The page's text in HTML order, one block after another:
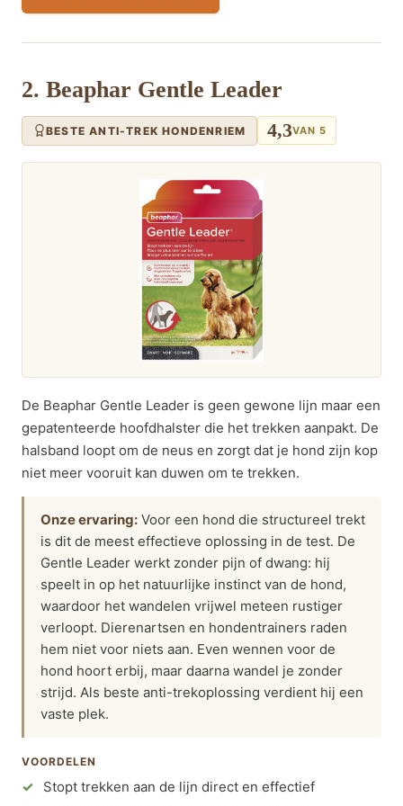
2. Beaphar Gentle Leader
BESTE ANTI-TREK HONDENRIEM 4,3VAN 5
De Beaphar Gentle Leader is geen gewone lijn maar een
gepatenteerde hoofdhalster die het trekken aanpakt. De
halsband loopt om de neus en zorgt dat je hond zijn kop
niet meer vooruit kan duwen om te trekken.
Onze ervaring: Voor een hond die structureel trekt
is dit de meest effectieve oplossing in de test. De
Gentle Leader werkt zonder pijn of dwang: hij
speelt in op het natuurlijke instinct van de hond,
waardoor het wandelen vrijwel meteen rustiger
verloopt. Dierenartsen en hondentrainers raden
hem niet voor niets aan. Even wennen voor de
hond hoort erbij, maar daarna wandel je zonder
strijd. Als beste anti-trekoplossing verdient hij een
vaste plek.
VOORDELEN
Stopt trekken aan de lijn direct en effectief